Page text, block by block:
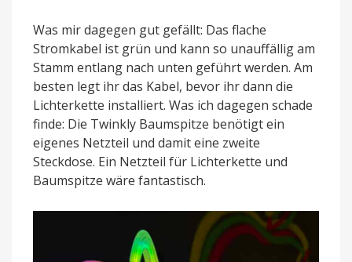
Was mir dagegen gut gefällt: Das flache
Stromkabel ist grün und kann so unauffällig am
Stamm entlang nach unten geführt werden. Am
besten legt ihr das Kabel, bevor ihr dann die
Lichterkette installiert. Was ich dagegen schade
finde: Die Twinkly Baumspitze benötigt ein
eigenes Netzteil und damit eine zweite
Steckdose. Ein Netzteil für Lichterkette und
Baumspitze wäre fantastisch.